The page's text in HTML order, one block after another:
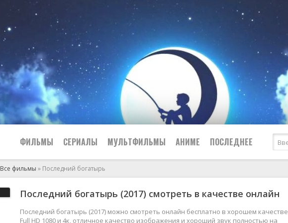
ФИЛЬМЫ
2024
Боевики
Военные
Мелодрамы
Приключения
СЕРИАЛЫ МУЛЬТФИЛЬМЫ АНИМЕ ПОСЛЕДНЕЕ
2024
Все фильмы » Последний богатырь
Последний богатырь (2017) смотреть в качестве онлайн
Последний богатырь (2017) можно смотреть онлайн бесплатно в хорошем качестве
Full HD 1080 и 4к, отличное качество изображения и хороший звук полностью на